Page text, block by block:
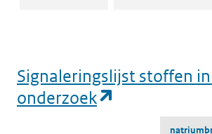
Signaleringslijst stoffen
onderzoek